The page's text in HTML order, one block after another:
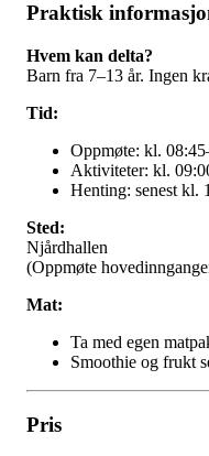
Praktisk
Hvem kan delta?
Barn fra 7–13 år. Ingen
Tid:
Oppmøte: kl.
Aktiviteter: kl.
Henting: senest kl.
Sted:
Njårdhallen
(Oppmøte
Mat:
Ta med egen
Smoothie og frukt
Pris